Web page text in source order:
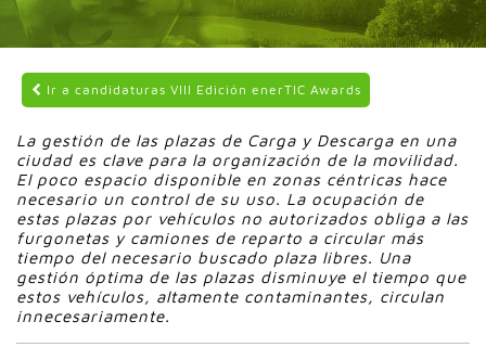
Ir a candidaturas VIII Edición enerTIC Awards
La gestión de las plazas de Carga y Descarga en una
ciudad es clave para la organización de la movilidad.
El poco espacio disponible en zonas céntricas hace
necesario un control de su uso. La ocupación de
estas plazas por vehículos no autorizados obliga a las
furgonetas y camiones de reparto a circular más
tiempo del necesario buscado plaza libres. Una
gestión óptima de las plazas disminuye el tiempo que
estos vehículos, altamente contaminantes, circulan
innecesariamente.